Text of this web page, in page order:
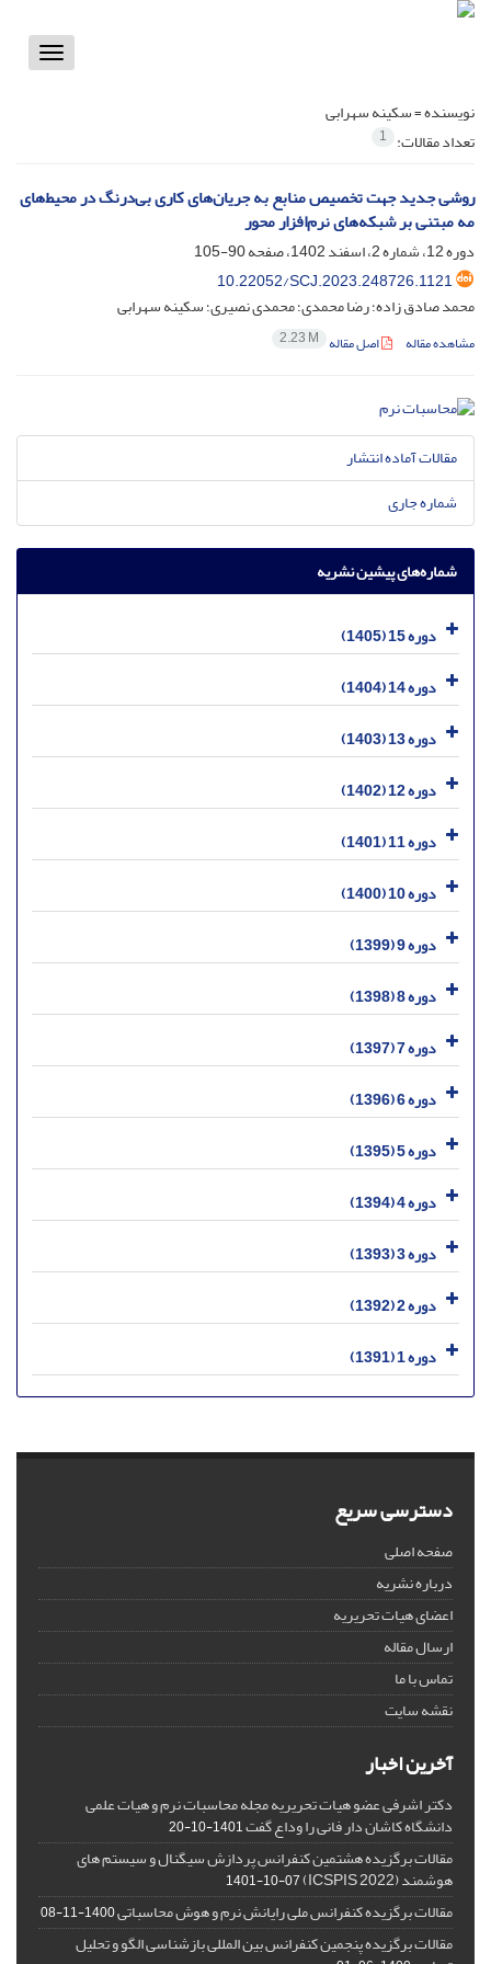
Toggle
نویسنده =سکینه سهرابی
تعداد مقالات: 1
روشی جدید جهت تخصیص منابع به جریان‌های کاری بی‌درنگ در محیط‌های
مه مبتنی بر شبکه‌های نرم‌افزار محور
دوره 12، شماره 2، اسفند 1402، صفحه
90-105
10.22052/SCJ.2023.248726.1121
محمد صادق زاده؛ رضا محمدی؛ محمدی نصیری؛ سکینه سهرابی
مشاهده مقاله اصل مقاله 2.23 M
مقالات آماده انتشار
شماره جاری
شماره‌های پیشین نشریه
دوره 15 (1405)
دوره 14 (1404)
دوره 13 (1403)
دوره 12 (1402)
دوره 11 (1401)
دوره 10 (1400)
دوره 9 (1399)
دوره 8 (1398)
دوره 7 (1397)
دوره 6 (1396)
دوره 5 (1395)
دوره 4 (1394)
دوره 3 (1393)
دوره 2 (1392)
دوره 1 (1391)
دسترسی سریع
صفحه اصلی
درباره نشریه
اعضای هیات تحریریه
ارسال مقاله
تماس با ما
نقشه سایت
آخرین اخبار
دکتر اشرفی عضو هیات تحریریه مجله محاسبات نرم و هیات علمی
دانشگاه کاشان دار فانی را وداع گفت1401-10-20
مقالات برگزیده هشتمین کنفرانس پردازش سیگنال و سیستم های
هوشمند (ICSPIS 2022) 1401-10-07
مقالات برگزیده کنفرانس ملی رایانش نرم و هوش محاسباتی1400-11-08
مقالات برگزیده پنجمین کنفرانس بین المللی بازشناسی الگو و تحلیل